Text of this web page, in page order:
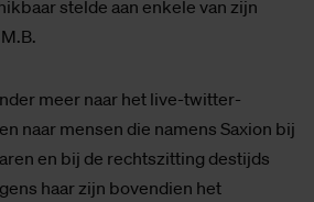
stelde aan enkele van zijn
meer naar het live-twitter-
naar mensen die namens Saxion bij
en bij de rechtszitting destijds
haar zijn bovendien het